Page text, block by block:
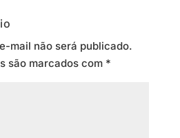
mail não será publicado.
são marcados com *